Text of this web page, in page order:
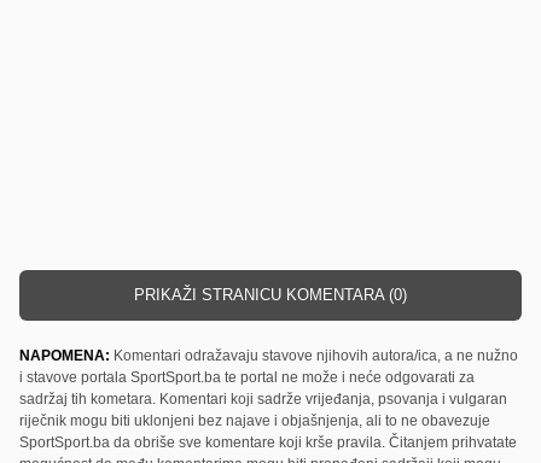
PRIKAŽI STRANICU KOMENTARA (0)
NAPOMENA: Komentari odražavaju stavove njihovih autora/ica, a ne nužno
i stavove portala SportSport.ba te portal ne može i neće odgovarati za
sadržaj tih kometara. Komentari koji sadrže vrijeđanja, psovanja i vulgaran
riječnik mogu biti uklonjeni bez najave i objašnjenja, ali to ne obavezuje
SportSport.ba da obriše sve komentare koji krše pravila. Čitanjem prihvatate